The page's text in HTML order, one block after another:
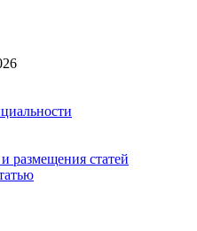
размещения статей